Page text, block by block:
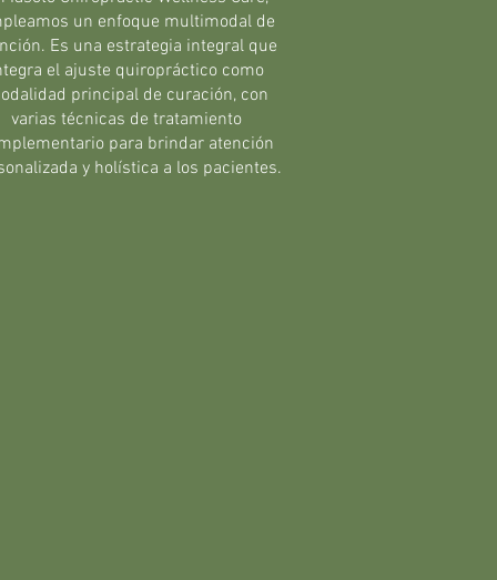
un enfoque multimodal de
Es una estrategia integral que
el ajuste quiropráctico como
principal de curación, con
varias técnicas de tratamiento
para brindar atención
y holística a los pacientes.